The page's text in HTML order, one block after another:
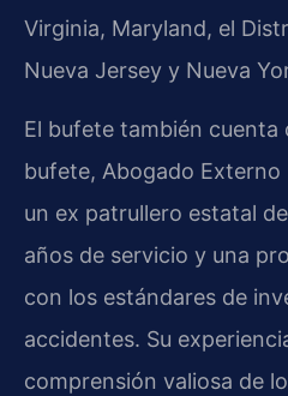
Virginia, Maryland, el
Nueva Jersey y Nueva
El bufete también cuenta
bufete, Abogado Externo
un ex patrullero estatal
años de servicio y una
con los estándares de
accidentes. Su
comprensión valiosa de